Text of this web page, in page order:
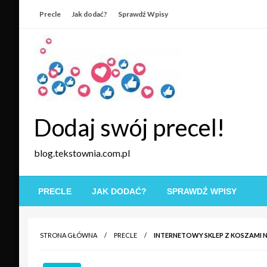
Precle Jak dodać? Sprawdź Wpisy
Dodaj swój precel!
blog.tekstownia.com.pl
PRECLE JAK DODAĆ? SPRAWDŹ WPISY
STRONA GŁÓWNA PRECLE INTERNETOWY SKLEP Z KOSZAMI